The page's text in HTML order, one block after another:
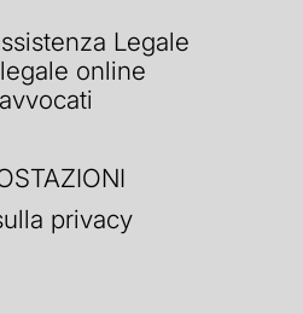
Legale
online
privacy